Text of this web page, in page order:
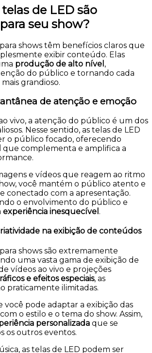
de LED são
seu show?
shows têm benefícios claros que
exibir conteúdo. Elas
produção de alto nível ,
do público e tornando cada
grandioso.
de atenção e emoção
vivo, a atenção do público é um dos
Nesse sentido, as telas de LED
o público focado, oferecendo
que complementa e amplifica a
e vídeos que reagem ao ritmo
você mantém o público atento e
conectado com a apresentação.
o envolvimento do público e
experiência inesquecível .
na exibição de conteúdos
shows são extremamente
uma vasta gama de exibição de
vídeos ao vivo e projeções
e efeitos especiais, as
praticamente ilimitadas.
você pode adaptar a exibição das
o estilo e o tema do show. Assim,
personalizada que se
os outros eventos.
as telas de LED podem ser